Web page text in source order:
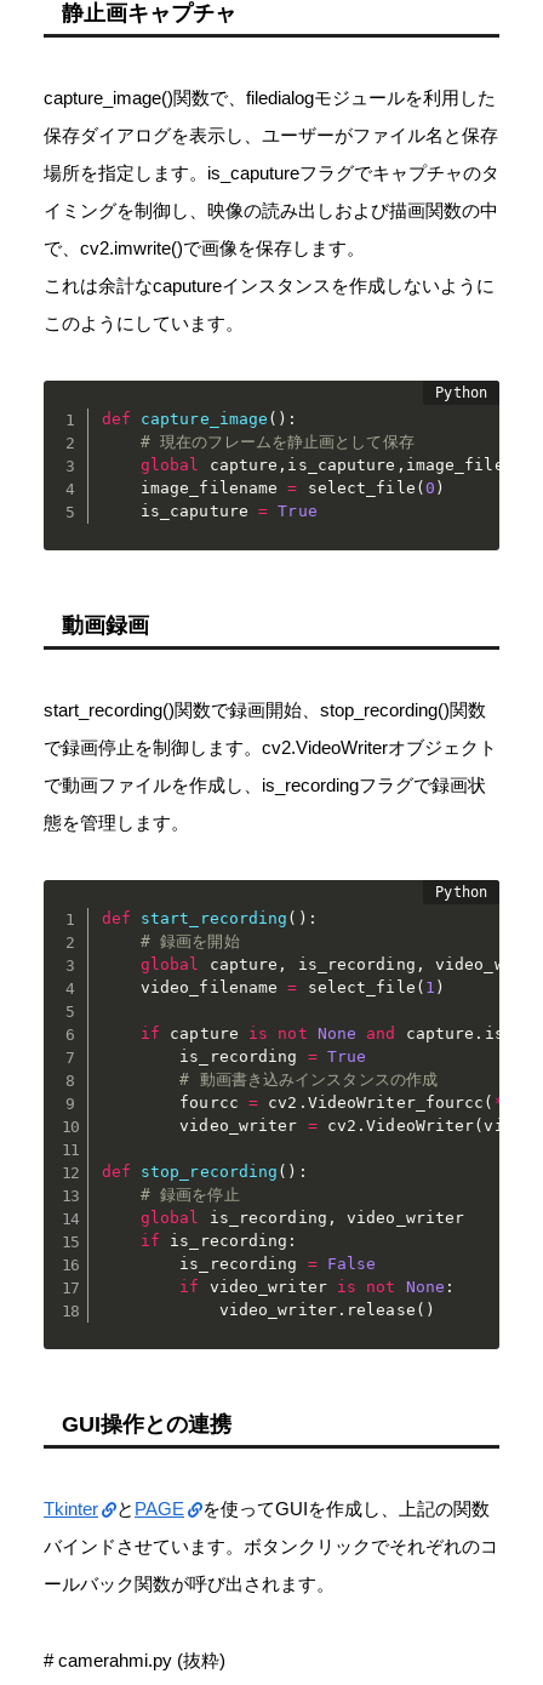
静止画キャプチャ
capture_image()関数で、filedialogモジュールを利用した
保存ダイアログを表示し、ユーザーがファイル名と保存
場所を指定します。is_caputureフラグでキャプチャのタ
イミングを制御し、映像の読み出しおよび描画関数の中
で、cv2.imwrite()で画像を保存します。
これは余計なcaputureインスタンスを作成しないように
このようにしています。
def capture_image ( ) :
# 現在のフレームを静止画として保存
global
capture , is_caputure , image_filename
    image_filename
= select_file ( 0 )
    is_caputure
= True
動画録画
start_recording()関数で録画開始、stop_recording()関数
で録画停止を制御します。cv2.VideoWriterオブジェクト
で動画ファイルを作成し、is_recordingフラグで録画状
態を管理します。
def start_recording ( ) :
# 録画を開始
global
capture , is_recording ,
    video_filename
= select_file ( 1 )
if capture is not None and capture .
        is_recording
= True
# 動画書き込みインスタンスの作成
        fourcc
= cv2 . VideoWriter_fourcc ( *
        video_writer
= cv2 .VideoWriter(
def stop_recording ( ) :
# 録画を停止
global
is_recording ,
video_writer
if is_recording :
        is_recording
=
False
if
video_writer is not None :
            video_writer
. release ( )
GUI操作との連携
Tkinter と PAGE
を使ってGUIを作成し、上記の関数
バインドさせています。ボタンクリックでそれぞれのコ
ールバック関数が呼び出されます。
# camerahmi.py (抜粋)